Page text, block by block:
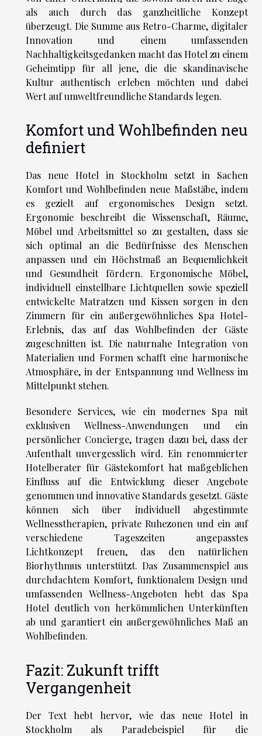
als auch durch das ganzheitliche Konzept
überzeugt. Die Summe aus Retro-Charme, digitaler
Innovation und einem umfassenden
Nachhaltigkeitsgedanken macht das Hotel zu einem
Geheimtipp für all jene, die die skandinavische
Kultur authentisch erleben möchten und dabei
Wert auf umweltfreundliche Standards legen.
Komfort und Wohlbefinden neu
definiert
Das neue Hotel in Stockholm setzt in Sachen
Komfort und Wohlbefinden neue Maßstäbe, indem
es gezielt auf ergonomisches Design setzt.
Ergonomie beschreibt die Wissenschaft, Räume,
Möbel und Arbeitsmittel so zu gestalten, dass sie
sich optimal an die Bedürfnisse des Menschen
anpassen und ein Höchstmaß an Bequemlichkeit
und Gesundheit fördern. Ergonomische Möbel,
individuell einstellbare Lichtquellen sowie speziell
entwickelte Matratzen und Kissen sorgen in den
Zimmern für ein außergewöhnliches Spa Hotel-
Erlebnis, das auf das Wohlbefinden der Gäste
zugeschnitten ist. Die naturnahe Integration von
Materialien und Formen schafft eine harmonische
Atmosphäre, in der Entspannung und Wellness im
Mittelpunkt stehen.
Besondere Services, wie ein modernes Spa mit
exklusiven Wellness-Anwendungen und ein
persönlicher Concierge, tragen dazu bei, dass der
Aufenthalt unvergesslich wird. Ein renommierter
Hotelberater für Gästekomfort hat maßgeblichen
Einfluss auf die Entwicklung dieser Angebote
genommen und innovative Standards gesetzt. Gäste
können sich über individuell abgestimmte
Wellnesstherapien, private Ruhezonen und ein auf
verschiedene Tageszeiten angepasstes
Lichtkonzept freuen, das den natürlichen
Biorhythmus unterstützt. Das Zusammenspiel aus
durchdachtem Komfort, funktionalem Design und
umfassenden Wellness-Angeboten hebt das Spa
Hotel deutlich von herkömmlichen Unterkünften
ab und garantiert ein außergewöhnliches Maß an
Wohlbefinden.
Fazit: Zukunft trifft
Vergangenheit
Der Text hebt hervor, wie das neue Hotel in
Stockholm als Paradebeispiel für die